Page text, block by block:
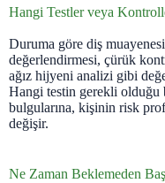
Hangi Testler veya
Duruma göre diş
değerlendirmesi, çürük
ağız hijyeni analizi gibi
Hangi testin gerekli
bulgularına, kişinin risk
değişir.
Ne Zaman Beklemeden